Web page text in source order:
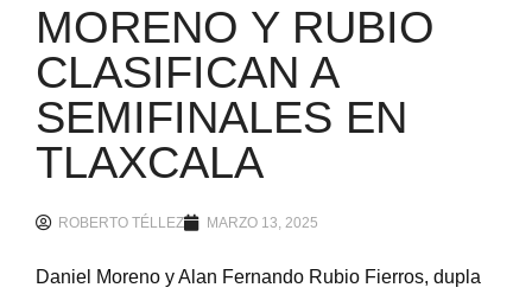
MORENO Y RUBIO
CLASIFICAN A
SEMIFINALES EN
TLAXCALA
ROBERTO TÉLLEZ MARZO 13, 2025
Daniel Moreno y Alan Fernando Rubio Fierros, dupla